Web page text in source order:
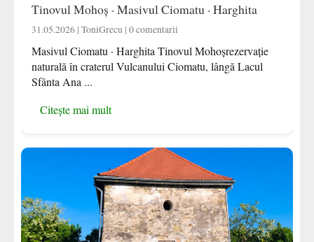
Tinovul Mohoș · Masivul Ciomatu · Harghita
31.05.2026 | ToniGrecu | 0 comentarii
Masivul Ciomatu · Harghita Tinovul Mohoșrezervație
naturală în craterul Vulcanului Ciomatu, lângă Lacul
Sfânta Ana ...
Citește mai mult